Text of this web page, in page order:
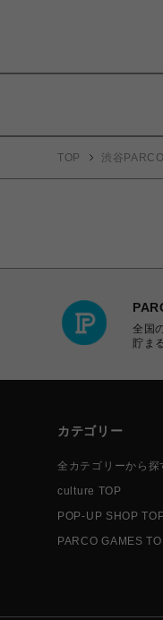
TOP 渋谷PARCO
全国
貯ま
カテゴリー
全カテゴリーから探
culture TOP
POP-UP SHOP
PARCO GAMES